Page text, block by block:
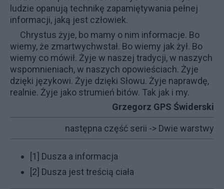
ludzie opanują technikę zapamiętywania pełnej
informacji, jaką jest człowiek.
Chrystus żyje, bo mamy o nim informacje. Bo
wiemy, że zmartwychwstał. Bo wiemy jak żył. Bo
wiemy co mówił. Żyje w naszej tradycji, w naszych
wspomnieniach, w naszych opowieściach. Żyje
dzięki językowi. Żyje dzięki Słowu. Żyje naprawdę,
realnie. Żyje jako strumień bitów. Tak jak i my.
Grzegorz GPS Świderski
następna część serii -> Dwie warstwy
[1] Dusza a informacja
[2] Dusza jest treścią ciała